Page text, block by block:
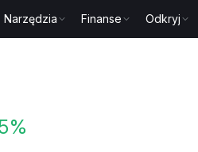
Narzędzia Finanse Odkryj